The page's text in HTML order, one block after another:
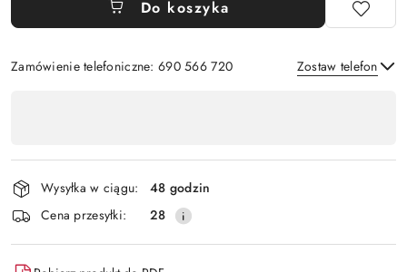
Do koszyka
Zamówienie telefoniczne: 690 566 720 Zostaw telefon
płatność
i
dostawa
Wysyłka w ciągu:
48 godzin
Cena przesyłki:
28